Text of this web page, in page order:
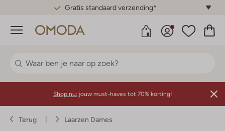
Gratis standaard verzending*
Menu
Shop nu: jouw must-haves tot 70% korting!
Terug Laarzen Dames